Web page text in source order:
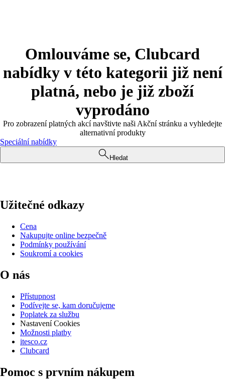
Omlouváme se, Clubcard
nabídky v této kategorii již není
platná, nebo je již zboží
vyprodáno
Pro zobrazení platných akcí navštivte naši Akční stránku a vyhledejte
alternativní produkty
Speciální nabídky
Hledat
Užitečné odkazy
Cena
Nakupujte online bezpečně
Podmínky používání
Soukromí a cookies
O nás
Přístupnost
Podívejte se, kam doručujeme
Poplatek za službu
Nastavení Cookies
Možnosti platby
itesco.cz
Clubcard
Pomoc s prvním nákupem